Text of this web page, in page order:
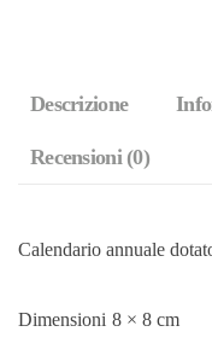
Descrizione
Recensioni (0)
Calendario annuale
Dimensioni 8 × 8 cm